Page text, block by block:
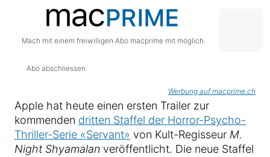
Mach mit einem freiwilligen Abo macprime mit möglich.
Abo abschliessen
Werbung auf macprime.ch
Apple hat heute einen ersten Trailer zur
kommenden dritten Staffel der Horror-Psycho-
Thriller-Serie «Servant» von Kult-Regisseur M.
Night Shyamalan veröffentlicht. Die neue Staffel